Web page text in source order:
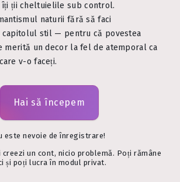
îți ții cheltuielile sub control.
naturii fără să faci
capitolul stil — pentru că povestea
merită un decor la fel de atemporal ca
v-o faceți.
Hai să începem
este nevoie de înregistrare!
creezi un cont, nicio problemă. Poți rămâne
și poți lucra în modul privat.